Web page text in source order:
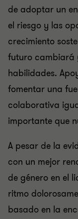
de adoptar un
el riesgo y las
crecimiento
futuro cambiará
habilidades.
fomentar una
colaborativa
importante que
A pesar de la
con un mejor
de género en el
ritmo
basado en la